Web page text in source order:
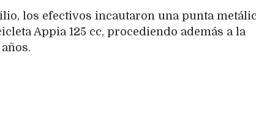
los efectivos incautaron una punta
Appia 125 cc, procediendo además a la